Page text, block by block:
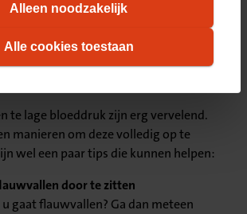
zelf aanpassen. Meer
hoe wij cookies gebruiken, vindt
. Wilt u weten welke
kijk dan in onsoverzicht.
Alle cookies toestaan
Alleen noodzakelijk
doen bij een lage
te lage bloeddruk zijn erg vervelend.
manieren om deze volledig op te
wel een paar tips die kunnen helpen:
door te zitten
gaat flauwvallen? Ga dan meteen